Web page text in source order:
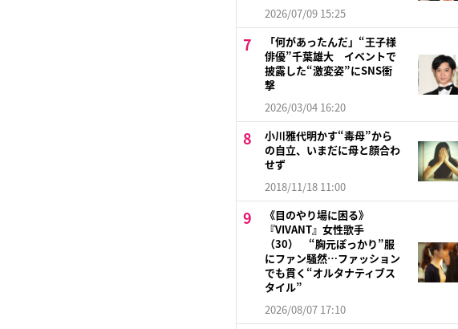
2026/07/09 15:25
「何があったんだ」“王子様
俳優”千葉雄大 イベントで
披露した“激変姿”にSNS衝
撃
2026/03/04 16:20
小川雅代明かす“毒母”から
の自立、いまだに母と顔合わ
せず
2018/11/18 11:00
《目のやり場に困る》
『VIVANT』女性歌手
（30） “胸元ぽっかり”服
にファン騒然…ファッション
でも貫く“オルタナティブス
タイル”
2026/08/07 17:10